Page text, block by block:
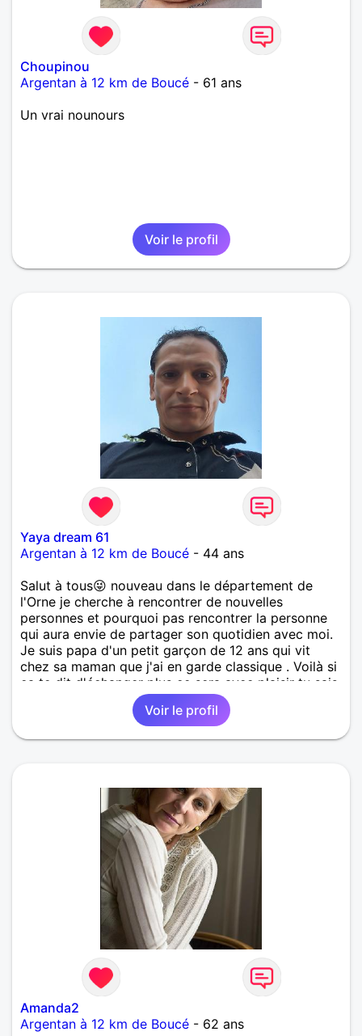
Choupinou
Argentan à 12 km de Boucé - 61 ans
Un vrai nounours
Voir le profil
Yaya dream 61
Argentan à 12 km de Boucé - 44 ans
Salut à tous😜 nouveau dans le département de
l'Orne je cherche à rencontrer de nouvelles
personnes et pourquoi pas rencontrer la personne
qui aura envie de partager son quotidien avec moi.
Je suis papa d'un petit garçon de 12 ans qui vit
chez sa maman que j'ai en garde classique . Voilà si
ça te dit d'échanger plus ce sera avec plaisir tu sais
où me trouver n'hésite pas.
Voir le profil
Amanda2
Argentan à 12 km de Boucé - 62 ans